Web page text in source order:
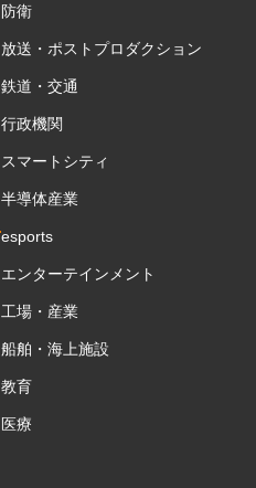
防衛
放送・ポストプロダクション
鉄道・交通
行政機関
スマートシティ
半導体産業
esports
エンターテインメント
工場・産業
船舶・海上施設
教育
医療